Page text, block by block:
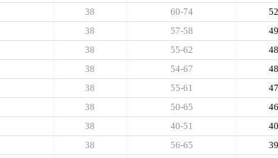
52
60-74
38
49
57-58
38
48
55-62
38
48
54-67
38
47
55-61
38
46
50-65
38
40
40-51
38
39
56-65
38